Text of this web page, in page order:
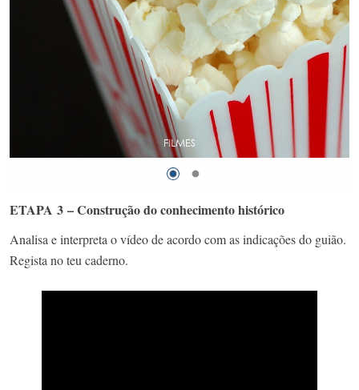
ETAPA 3 – Construção do conhecimento histórico
Analisa e interpreta o vídeo de acordo com as indicações do guião.
Regista no teu caderno.